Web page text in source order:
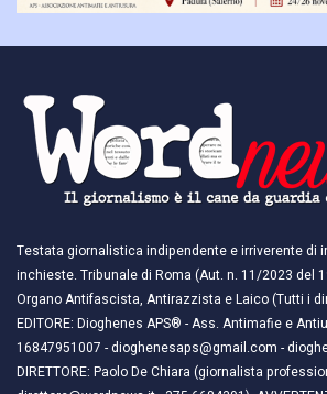
Testata giornalistica indipendente e irriverente di
inchieste. Tribunale di Roma (Aut. n. 11/2023 del
Organo Antifascista, Antirazzista e Laico (Tutti i
EDITORE: Dioghenes APS® - Ass. Antimafie e
16847951007 - dioghenesaps@gmail.com -
DIRETTORE: Paolo De Chiara (giornalista